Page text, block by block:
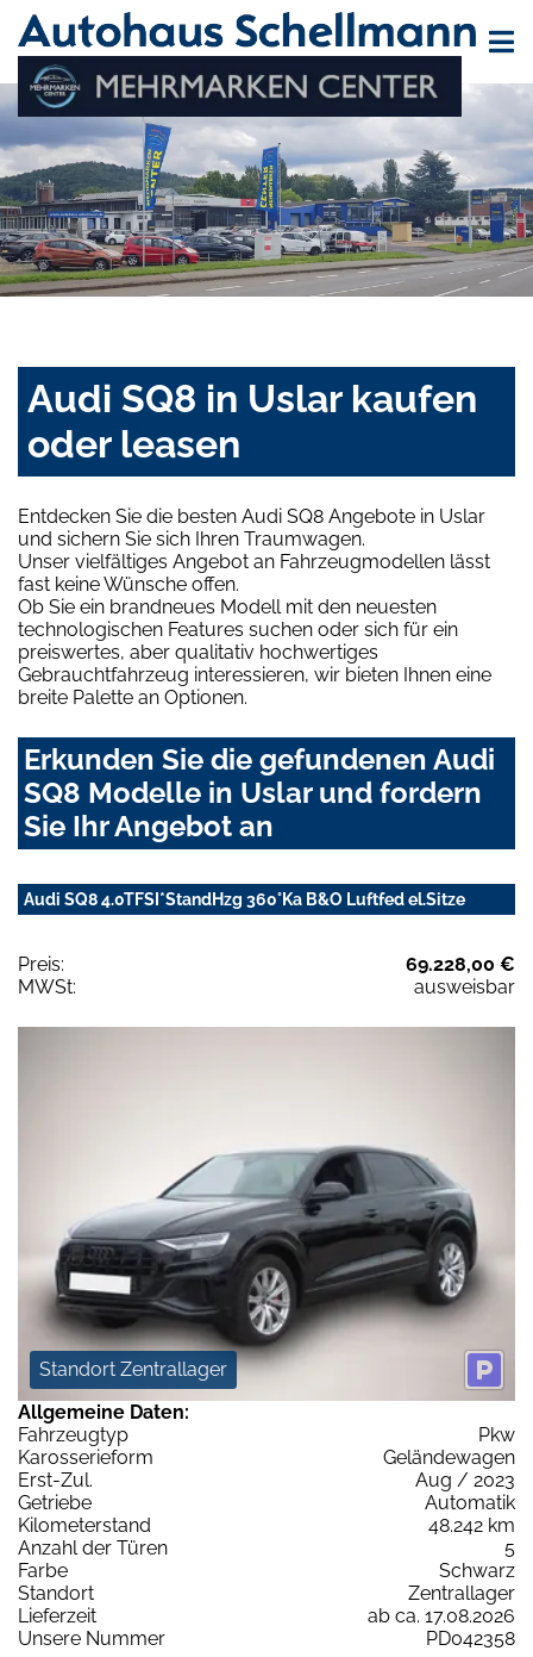
Audi SQ8 in Uslar kaufen
oder leasen
Entdecken Sie die besten Audi SQ8 Angebote in Uslar
und sichern Sie sich Ihren Traumwagen.
Unser vielfältiges Angebot an Fahrzeugmodellen lässt
fast keine Wünsche offen.
Ob Sie ein brandneues Modell mit den neuesten
technologischen Features suchen oder sich für ein
preiswertes, aber qualitativ hochwertiges
Gebrauchtfahrzeug interessieren, wir bieten Ihnen eine
breite Palette an Optionen.
Erkunden Sie die gefundenen Audi
SQ8 Modelle in Uslar und fordern
Sie Ihr Angebot an
Audi SQ8 4.0TFSI*StandHzg 360°Ka B&O Luftfed el.Sitze
Preis:
69.228,00 €
MWSt:
ausweisbar
Standort Zentrallager
Allgemeine Daten:
Fahrzeugtyp
Pkw
Karosserieform
Geländewagen
Erst-Zul.
Aug / 2023
Getriebe
Automatik
Kilometerstand
48.242 km
Anzahl der Türen
5
Farbe
Schwarz
Standort
Zentrallager
Lieferzeit
ab ca. 17.08.2026
Unsere Nummer
PD042358